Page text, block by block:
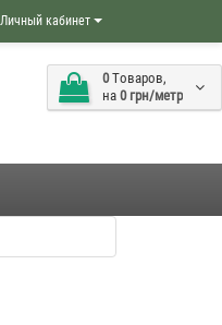
Личный кабинет
0 Tоваров,
на 0 грн/метр